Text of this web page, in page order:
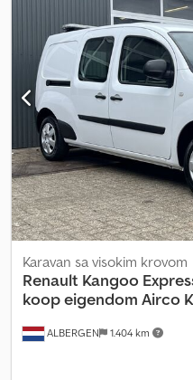
na vozilu izvršeni radovi na
zamagljena iz razloga
isporučeno sa logotipom. Za
izvrši tehnički pregled vozila.
Odmah ili možete poslati
Crsdpjynblcofx Aqlef
ALBERGEN 1.404 km
Karavan sa visokim krovom
Renault Kangoo
koop eigendom Airco